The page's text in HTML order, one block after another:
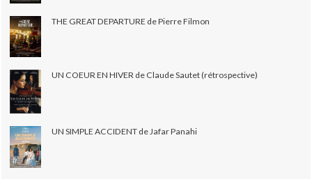
THE GREAT DEPARTURE de Pierre Filmon
UN COEUR EN HIVER de Claude Sautet (rétrospective)
UN SIMPLE ACCIDENT de Jafar Panahi